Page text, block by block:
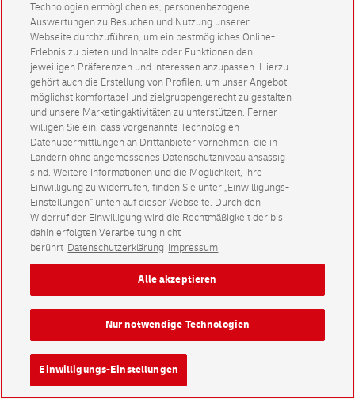
Technologien ermöglichen es, personenbezogene
Auswertungen zu Besuchen und Nutzung unserer
Webseite durchzuführen, um ein bestmögliches Online-
Erlebnis zu bieten und Inhalte oder Funktionen den
jeweiligen Präferenzen und Interessen anzupassen. Hierzu
gehört auch die Erstellung von Profilen, um unser Angebot
möglichst komfortabel und zielgruppengerecht zu gestalten
und unsere Marketingaktivitäten zu unterstützen. Ferner
willigen Sie ein, dass vorgenannte Technologien
Datenübermittlungen an Drittanbieter vornehmen, die in
Ländern ohne angemessenes Datenschutzniveau ansässig
sind. Weitere Informationen und die Möglichkeit, Ihre
Einwilligung zu widerrufen, finden Sie unter „Einwilligungs-
Einstellungen“ unten auf dieser Webseite. Durch den
Widerruf der Einwilligung wird die Rechtmäßigkeit der bis
dahin erfolgten Verarbeitung nicht
berührt Datenschutzerklärung Impressum
Einwilligungs-Einstellungen
Nur notwendige Technologien
Alle akzeptieren